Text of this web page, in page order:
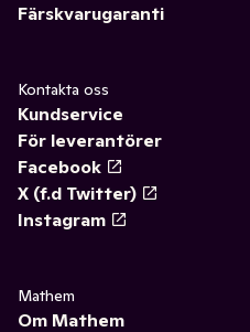
Färskvarugaranti
Kontakta oss
Kundservice
För leverantörer
Facebook
X (f.d Twitter)
Instagram
Mathem
Om Mathem